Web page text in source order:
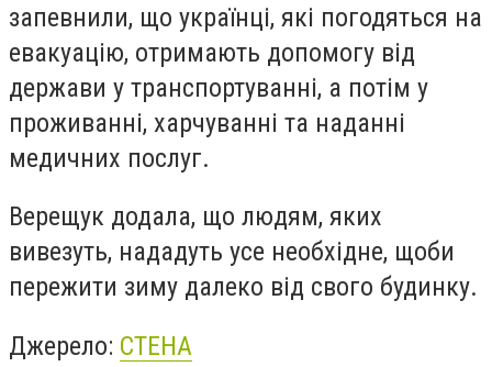
запевнили, що українці, які погодяться на
евакуацію, отримають допомогу від
держави у транспортуванні, а потім у
проживанні, харчуванні та наданні
медичних послуг.
Верещук додала, що людям, яких
вивезуть, нададуть усе необхідне, щоби
пережити зиму далеко від свого будинку.
Джерело: СТЕНА